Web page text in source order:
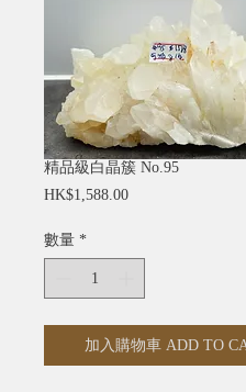
精品級白晶簇 No.95
HK$1,588.00價
數量 *
加入購物車 ADD TO